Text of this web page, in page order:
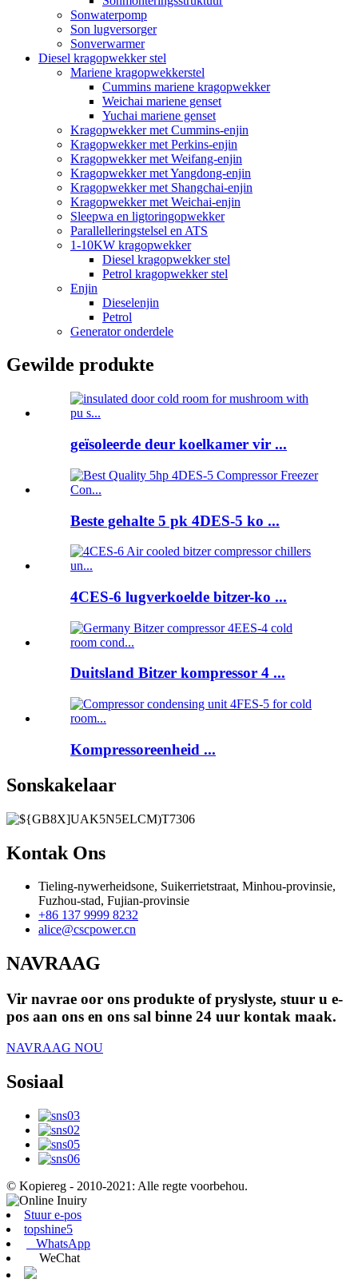
Sonwaterpomp
Son lugversorger
Sonverwarmer
Diesel kragopwekker stel
Mariene kragopwekkerstel
Cummins mariene kragopwekker
Weichai mariene genset
Yuchai mariene genset
Kragopwekker met Cummins-enjin
Kragopwekker met Perkins-enjin
Kragopwekker met Weifang-enjin
Kragopwekker met Yangdong-enjin
Kragopwekker met Shangchai-enjin
Kragopwekker met Weichai-enjin
Sleepwa en ligtoringopwekker
Parallelleringstelsel en ATS
1-10KW kragopwekker
Diesel kragopwekker stel
Petrol kragopwekker stel
Enjin
Dieselenjin
Petrol
Generator onderdele
Gewilde produkte
geïsoleerde deur koelkamer vir ...
Beste gehalte 5 pk 4DES-5 ko ...
4CES-6 lugverkoelde bitzer-ko ...
Duitsland Bitzer kompressor 4 ...
Kompressoreenheid ...
Sonskakelaar
Kontak Ons
Tieling-nywerheidsone, Suikerrietstraat, Minhou-provinsie,
Fuzhou-stad, Fujian-provinsie
+86 137 9999 8232
alice@cscpower.cn
NAVRAAG
Vir navrae oor ons produkte of pryslyste, stuur u e-
pos aan ons en ons sal binne 24 uur kontak maak.
NAVRAAG NOU
Sosiaal
© Kopiereg - 2010-2021: Alle regte voorbehou.
Stuur e-pos
topshine5
WhatsApp
WeChat